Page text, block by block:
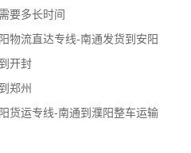
要多长时间
物流直达专线-南通发货到安阳
开封
郑州
货运专线-南通到濮阳整车运输